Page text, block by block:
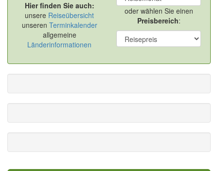
Hier finden Sie auch:
unsere Reiseübersicht
unseren Terminkalender
allgemeine
Länderinformationen
oder wählen Sie einen
Preisbereich: